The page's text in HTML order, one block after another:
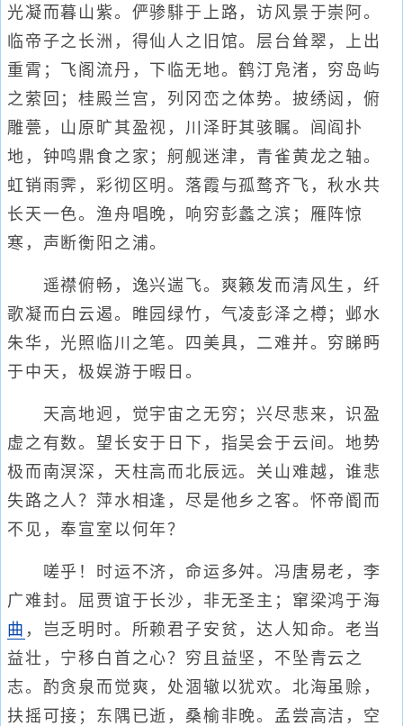
光凝而暮山紫。俨骖騑于上路，访风景于崇阿。
临帝子之长洲，得仙人之旧馆。层台耸翠，上出
重霄；飞阁流丹，下临无地。鹤汀凫渚，穷岛屿
之萦回；桂殿兰宫，列冈峦之体势。披绣闼，俯
雕甍，山原旷其盈视，川泽盱其骇瞩。闾阎扑
地，钟鸣鼎食之家；舸舰迷津，青雀黄龙之轴。
虹销雨霁，彩彻区明。落霞与孤鹜齐飞，秋水共
长天一色。渔舟唱晚，响穷彭蠡之滨；雁阵惊
寒，声断衡阳之浦。
遥襟俯畅，逸兴遄飞。爽籁发而清风生，纤
歌凝而白云遏。睢园绿竹，气凌彭泽之樽；邺水
朱华，光照临川之笔。四美具，二难并。穷睇眄
于中天，极娱游于暇日。
天高地迥，觉宇宙之无穷；兴尽悲来，识盈
虚之有数。望长安于日下，指吴会于云间。地势
极而南溟深，天柱高而北辰远。关山难越，谁悲
失路之人？萍水相逢，尽是他乡之客。怀帝阍而
不见，奉宣室以何年？
嗟乎！时运不济，命运多舛。冯唐易老，李
广难封。屈贾谊于长沙，非无圣主；窜梁鸿于海
曲 ，岂乏明时。所赖君子安贫，达人知命。老当
益壮，宁移白首之心？穷且益坚，不坠青云之
志。酌贪泉而觉爽，处涸辙以犹欢。北海虽赊，
扶摇可接；东隅已逝，桑榆非晚。孟尝高洁，空